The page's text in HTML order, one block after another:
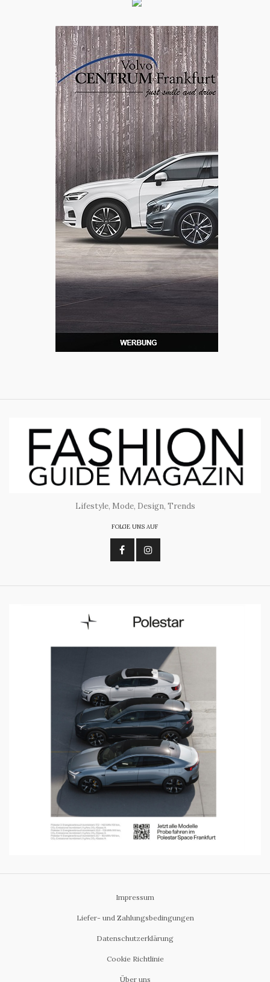
Lifestyle, Mode, Design, Trends
FOLGE UNS AUF
Impressum
Liefer- und Zahlungsbedingungen
Datenschutzerklärung
Cookie Richtlinie
Über uns